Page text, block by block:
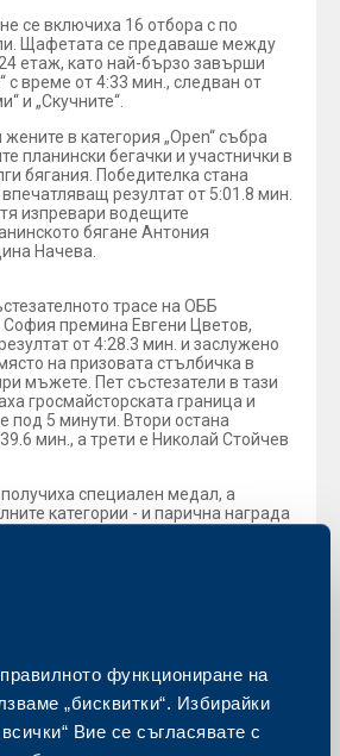
функциониране на
„бисквитки“. Избирайки
Вие се съгласявате с
се включиха 16 отбора с по
Щафетата се предаваше между
етаж, като най-бързо завърши
с време от 4:33 мин., следван от
и „Скучните“.
в категория „Open“ събра
планински бегачки и участнички в
бягания. Победителка стана
резултат от 5:01.8 мин.
изпревари водещите
бягане Антония
Начева.
трасе на ОББ
премина Евгени Цветов,
от 4:28.3 мин. и заслужено
на призовата стълбичка в
мъжете. Пет състезатели в тази
гросмайсторската граница и
под 5 минути. Втори остана
мин., а трети е Николай Стойчев
специален медал, а
категории - и парична награда
получиха и най-младите
Явор Петров при мъжете и
година премина по трасето на
Отличени бяха и най-
както и този с най-
бяха връчени от Анна